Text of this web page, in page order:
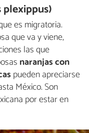
plexippus)
es migratoria.
que va y viene,
las que
naranjas con
pueden apreciarse
México. Son
por estar en